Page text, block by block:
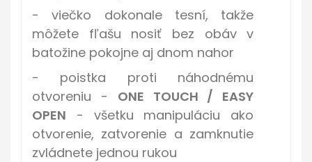
- viečko dokonale tesní, takže
môžete fľašu nosiť bez obáv v
batožine pokojne aj dnom nahor
- poistka proti náhodnému
otvoreniu - ONE TOUCH / EASY
OPEN - všetku manipuláciu ako
otvorenie, zatvorenie a zamknutie
zvládnete jednou rukou